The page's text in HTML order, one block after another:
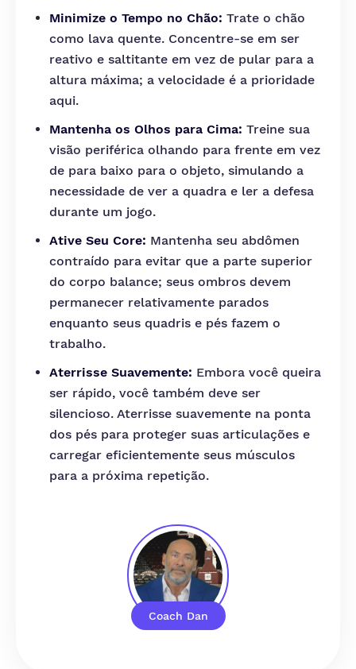
Coach Dan
Minimize o Tempo no Chão: Trate o chão
como lava quente. Concentre-se em ser
reativo e saltitante em vez de pular para a
altura máxima; a velocidade é a prioridade
aqui.
Mantenha os Olhos para Cima: Treine sua
visão periférica olhando para frente em vez
de para baixo para o objeto, simulando a
necessidade de ver a quadra e ler a defesa
durante um jogo.
Ative Seu Core: Mantenha seu abdômen
contraído para evitar que a parte superior
do corpo balance; seus ombros devem
permanecer relativamente parados
enquanto seus quadris e pés fazem o
trabalho.
Aterrisse Suavemente: Embora você queira
ser rápido, você também deve ser
silencioso. Aterrisse suavemente na ponta
dos pés para proteger suas articulações e
carregar eficientemente seus músculos
para a próxima repetição.